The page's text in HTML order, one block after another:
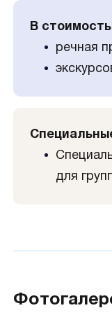
В
речная
для